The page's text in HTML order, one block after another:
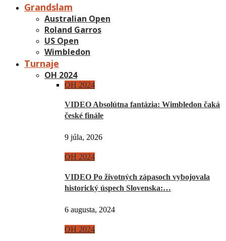
Grandslam
Australian Open
Roland Garros
US Open
Wimbledon
Turnaje
OH 2024
OH 2024
VIDEO Absolútna fantázia: Wimbledon čaká
české finále
9 júla, 2026
OH 2024
VIDEO Po životných zápasoch vybojovala
historický úspech Slovenska:…
6 augusta, 2024
OH 2024